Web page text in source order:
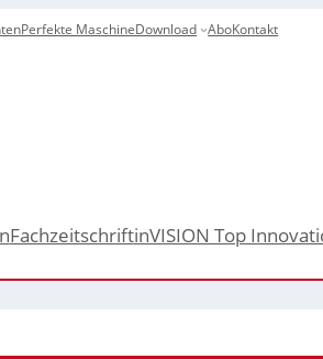
Perfekte MaschineDownload AboKontakt
FachzeitschriftinVISION Top